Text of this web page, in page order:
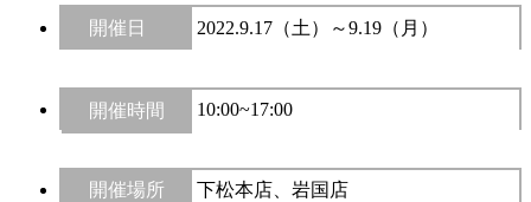
開催日 2022.9.17（土）～9.19（月）
開催時間 10:00~17:00
開催場所 下松本店、岩国店